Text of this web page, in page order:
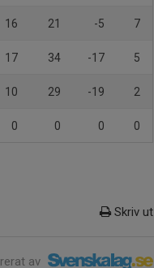
16 21 -5 7
17 34 -17 5
10 29 -19 2
0 0 0 0
Skriv ut
av